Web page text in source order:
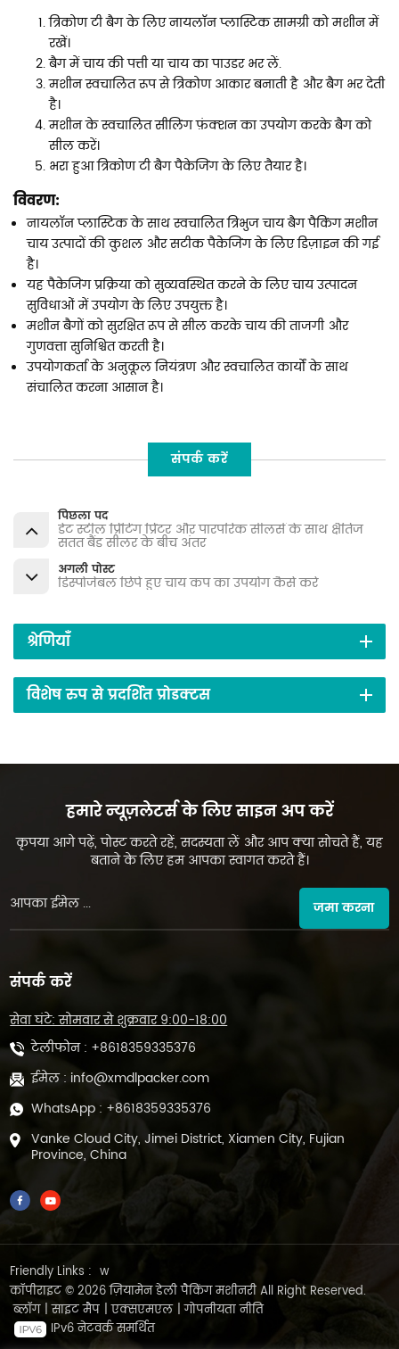
त्रिकोण टी बैग के लिए नायलॉन प्लास्टिक सामग्री को मशीन में
रखें।
बैग में चाय की पत्ती या चाय का पाउडर भर लें.
मशीन स्वचालित रूप से त्रिकोण आकार बनाती है और बैग भर देती
है।
मशीन के स्वचालित सीलिंग फ़ंक्शन का उपयोग करके बैग को
सील करें।
भरा हुआ त्रिकोण टी बैग पैकेजिंग के लिए तैयार है।
विवरण:
नायलॉन प्लास्टिक के साथ स्वचालित त्रिभुज चाय बैग पैकिंग मशीन
चाय उत्पादों की कुशल और सटीक पैकेजिंग के लिए डिज़ाइन की गई
है।
यह पैकेजिंग प्रक्रिया को सुव्यवस्थित करने के लिए चाय उत्पादन
सुविधाओं में उपयोग के लिए उपयुक्त है।
मशीन बैगों को सुरक्षित रूप से सील करके चाय की ताजगी और
गुणवत्ता सुनिश्चित करती है।
उपयोगकर्ता के अनुकूल नियंत्रण और स्वचालित कार्यों के साथ
संचालित करना आसान है।
संपर्क करें
पिछला पद
डेट स्टील प्रिंटिंग प्रिंटर और पारंपरिक सीलर्स के साथ क्षैतिज
सतत बैंड सीलर के बीच अंतर
अगली पोस्ट
डिस्पोजेबल छिपे हुए चाय कप का उपयोग कैसे करें
श्रेणियाँ
विशेष रुप से प्रदर्शित प्रोडक्टस
हमारे न्यूज़लेटर्स के लिए साइन अप करें
कृपया आगे पढ़ें, पोस्ट करते रहें, सदस्यता लें और आप क्या सोचते हैं, यह
बताने के लिए हम आपका स्वागत करते हैं।
जमा करना
संपर्क करें
सेवा घंटे: सोमवार से शुक्रवार 9:00-18:00
टेलीफोन : +8618359335376
ईमेल : info@xmdlpacker.com
WhatsApp : +8618359335376
Vanke Cloud City, Jimei District, Xiamen City, Fujian
Province, China
Friendly Links : w
कॉपीराइट © 2026 ज़ियामेन डेली पैकिंग मशीनरी All Right Reserved.
ब्लॉग | साइट मैप | एक्सएमएल | गोपनीयता नीति
IPv6 नेटवर्क समर्थित